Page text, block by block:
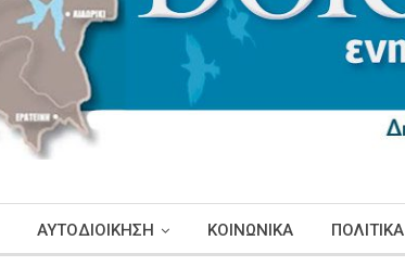
ΑΥΤΟΔΙΟΙΚΗΣΗ ΚΟΙΝΩΝΙΚΑ ΠΟΛΙΤΙΚΑ